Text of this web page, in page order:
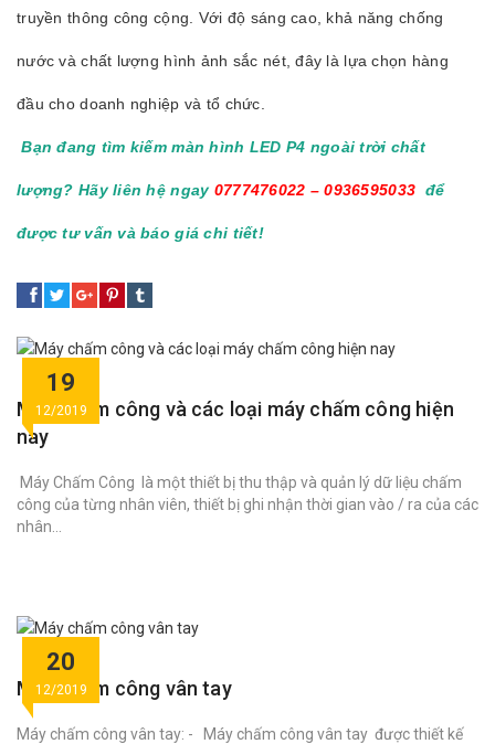
truyền thông công cộng. Với độ sáng cao, khả năng chống
nước và chất lượng hình ảnh sắc nét, đây là lựa chọn hàng
đầu cho doanh nghiệp và tổ chức.
Bạn đang tìm kiếm màn hình LED P4 ngoài trời chất
lượng? Hãy liên hệ ngay0777476022 – 0936595033 để
được tư vấn và báo giá chi tiết!
19
12/2019
Máy chấm công và các loại máy chấm công hiện
nay
Máy Chấm Công là một thiết bị thu thập và quản lý dữ liệu chấm
công của từng nhân viên, thiết bị ghi nhận thời gian vào / ra của các
nhân...
20
12/2019
Máy chấm công vân tay
Máy chấm công vân tay: - Máy chấm công vân tay được thiết kế